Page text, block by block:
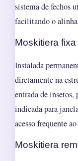
sistema de fechos
facilitando o
Moskitiera fixa
Instalada
diretamente na
entrada de insetos,
indicada para
acesso frequente
Moskitiera